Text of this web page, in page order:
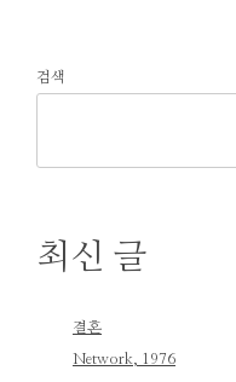
검색
최신 글
결혼
Network, 1976